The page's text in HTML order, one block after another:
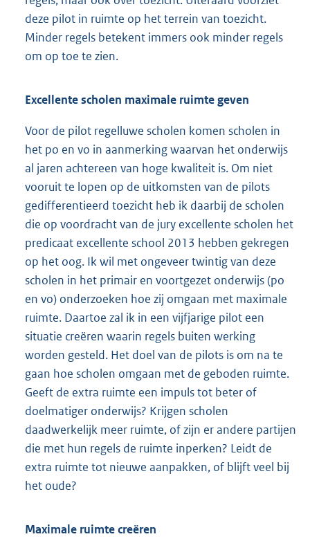
deze pilot in ruimte op het terrein van toezicht.
Minder regels betekent immers ook minder regels
om op toe te zien.
Excellente scholen maximale ruimte geven
Voor de pilot regelluwe scholen komen scholen in
het po en vo in aanmerking waarvan het onderwijs
al jaren achtereen van hoge kwaliteit is. Om niet
vooruit te lopen op de uitkomsten van de pilots
gedifferentieerd toezicht heb ik daarbij de scholen
die op voordracht van de jury excellente scholen het
predicaat excellente school 2013 hebben gekregen
op het oog. Ik wil met ongeveer twintig van deze
scholen in het primair en voortgezet onderwijs (po
en vo) onderzoeken hoe zij omgaan met maximale
ruimte. Daartoe zal ik in een vijfjarige pilot een
situatie creëren waarin regels buiten werking
worden gesteld. Het doel van de pilots is om na te
gaan hoe scholen omgaan met de geboden ruimte.
Geeft de extra ruimte een impuls tot beter of
doelmatiger onderwijs? Krijgen scholen
daadwerkelijk meer ruimte, of zijn er andere partijen
die met hun regels de ruimte inperken? Leidt de
extra ruimte tot nieuwe aanpakken, of blijft veel bij
het oude?
Maximale ruimte creëren